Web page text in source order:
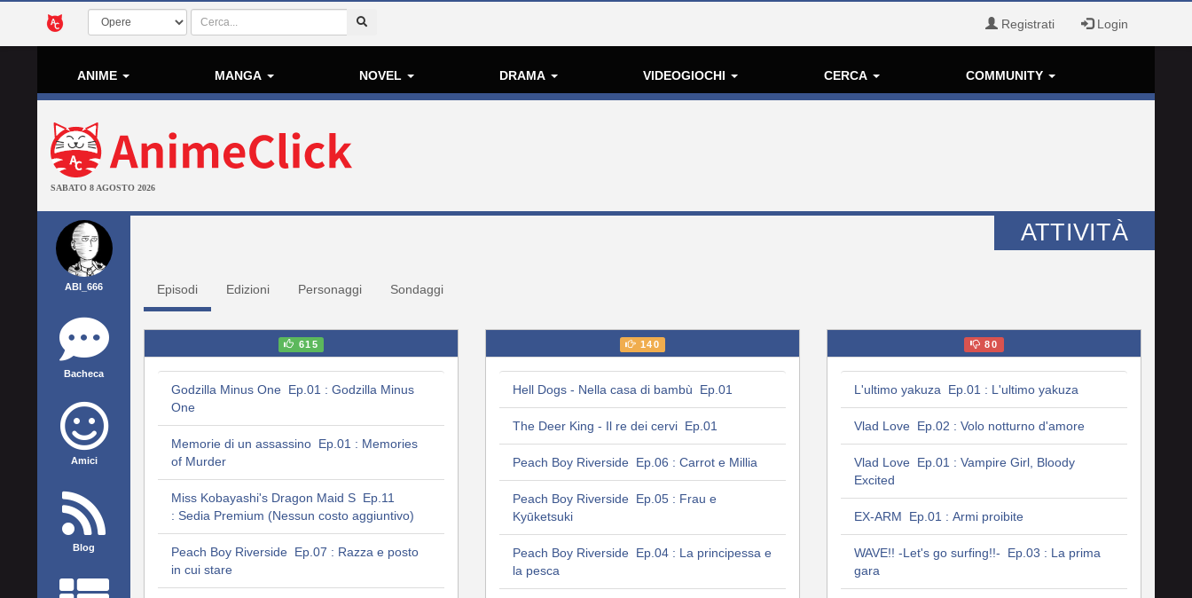
Registrati Login
ANIME MANGA NOVEL DRAMA VIDEOGIOCHI CERCA COMMUNITY
SABATO 8 AGOSTO 2026
ABI_666
Bacheca
Amici
Blog
ATTIVITÀ
Episodi Edizioni Personaggi Sondaggi
615
Godzilla Minus One Ep.01 : Godzilla Minus
One
Memorie di un assassino Ep.01 : Memories
of Murder
Miss Kobayashi's Dragon Maid S Ep.11
: Sedia Premium (Nessun costo aggiuntivo)
Peach Boy Riverside Ep.07 : Razza e posto
in cui stare
140
Hell Dogs - Nella casa di bambù Ep.01
The Deer King - Il re dei cervi Ep.01
Peach Boy Riverside Ep.06 : Carrot e Millia
Peach Boy Riverside Ep.05 : Frau e
Kyūketsuki
Peach Boy Riverside Ep.04 : La principessa e
la pesca
80
L'ultimo yakuza Ep.01 : L'ultimo yakuza
Vlad Love Ep.02 : Volo notturno d'amore
Vlad Love Ep.01 : Vampire Girl, Bloody
Excited
EX-ARM Ep.01 : Armi proibite
WAVE!! -Let's go surfing!!- Ep.03 : La prima
gara